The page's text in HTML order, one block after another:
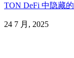
TON DeFi 中隐藏
24 7 月, 2025